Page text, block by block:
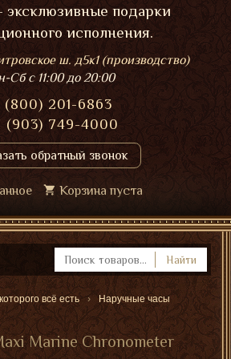
эксклюзивные подарки
исполнения.
ш. д5к1 (производство)
Сбс 11:00 до 20:00
(800) 201-6863
(903) 749-4000
обратный звонок
Корзина пуста
Найти
всё есть
Наручные часы
Marine Chronometer